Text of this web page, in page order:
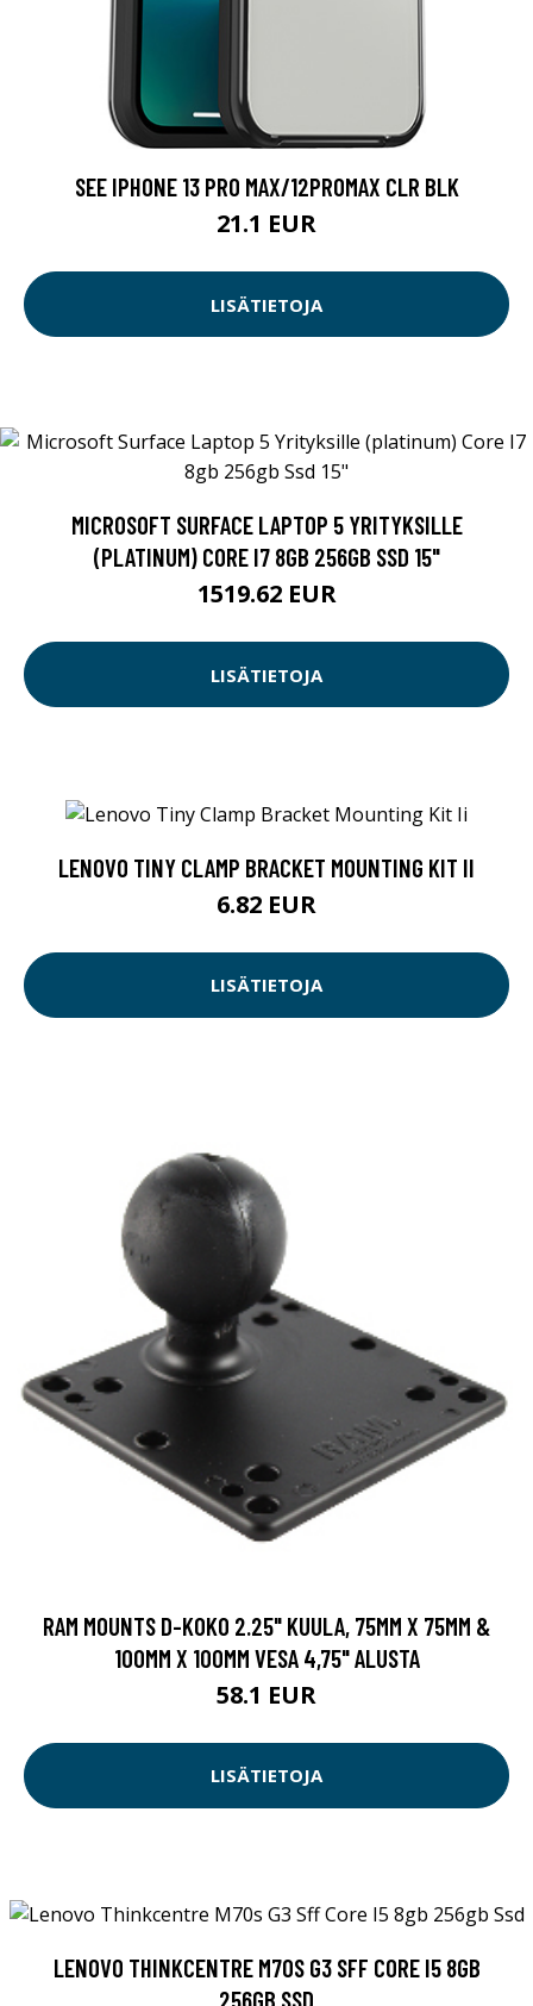
SEE IPHONE 13 PRO MAX/12PROMAX CLR BLK
21.1 EUR
LISÄTIETOJA
MICROSOFT SURFACE LAPTOP 5 YRITYKSILLE
(PLATINUM) CORE I7 8GB 256GB SSD 15"
1519.62 EUR
LISÄTIETOJA
LENOVO TINY CLAMP BRACKET MOUNTING KIT II
6.82 EUR
LISÄTIETOJA
RAM MOUNTS D-KOKO 2.25" KUULA, 75MM X 75MM &
100MM X 100MM VESA 4,75" ALUSTA
58.1 EUR
LISÄTIETOJA
LENOVO THINKCENTRE M70S G3 SFF CORE I5 8GB
256GB SSD